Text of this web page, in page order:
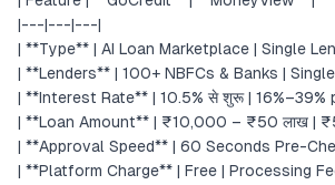
|---|---|---|
| **Type** | AI Loan Marketplace | Single
| **Lenders** | 100+ NBFCs & Banks |
| **Interest Rate** | 10.5% से शुरू | 16%–39%
| **Loan Amount** | ₹10,000 – ₹50 लाख |
| **Approval Speed** | 60 Seconds Pre-
| **Platform Charge** | Free | Processing